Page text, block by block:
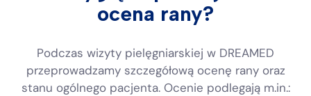
ocena rany?
Podczas wizyty pielęgniarskiej w DREAMED
przeprowadzamy szczegółową ocenę rany oraz
stanu ogólnego pacjenta. Ocenie podlegają m.in.: